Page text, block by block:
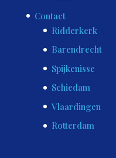
Contact
Ridderkerk
Barendrecht
Spijkenisse
Schiedam
Vlaardingen
Rotterdam